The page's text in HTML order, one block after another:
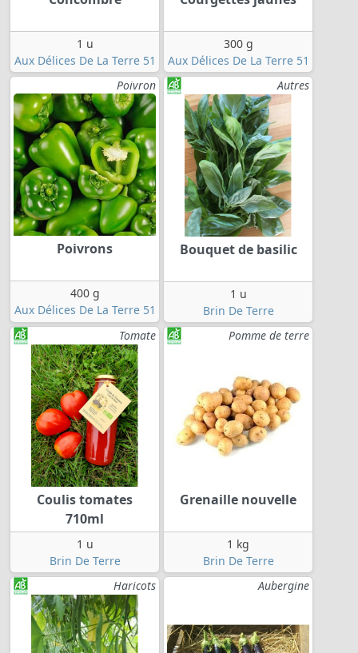
1 u
Aux Délices De La Terre 51
300 g
Aux Délices De La Terre 51
Poivron
Poivrons
400 g
Aux Délices De La Terre 51
Autres
Bouquet de basilic
1 u
Brin De Terre
Tomate
Coulis tomates
710ml
1 u
Brin De Terre
Pomme de terre
Grenaille nouvelle
1 kg
Brin De Terre
Haricots
Aubergine